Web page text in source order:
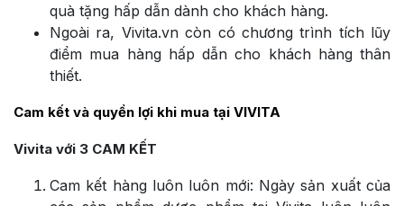
quà tặng hấp dẫn dành cho khách hàng.
Ngoài ra, Vivita.vn còn có chương trình tích lũy
điểm mua hàng hấp dẫn cho khách hàng thân
thiết.
Cam kết và quyền lợi khi mua tại VIVITA
Vivita với 3 CAM KẾT
Cam kết hàng luôn luôn mới: Ngày sản xuất của